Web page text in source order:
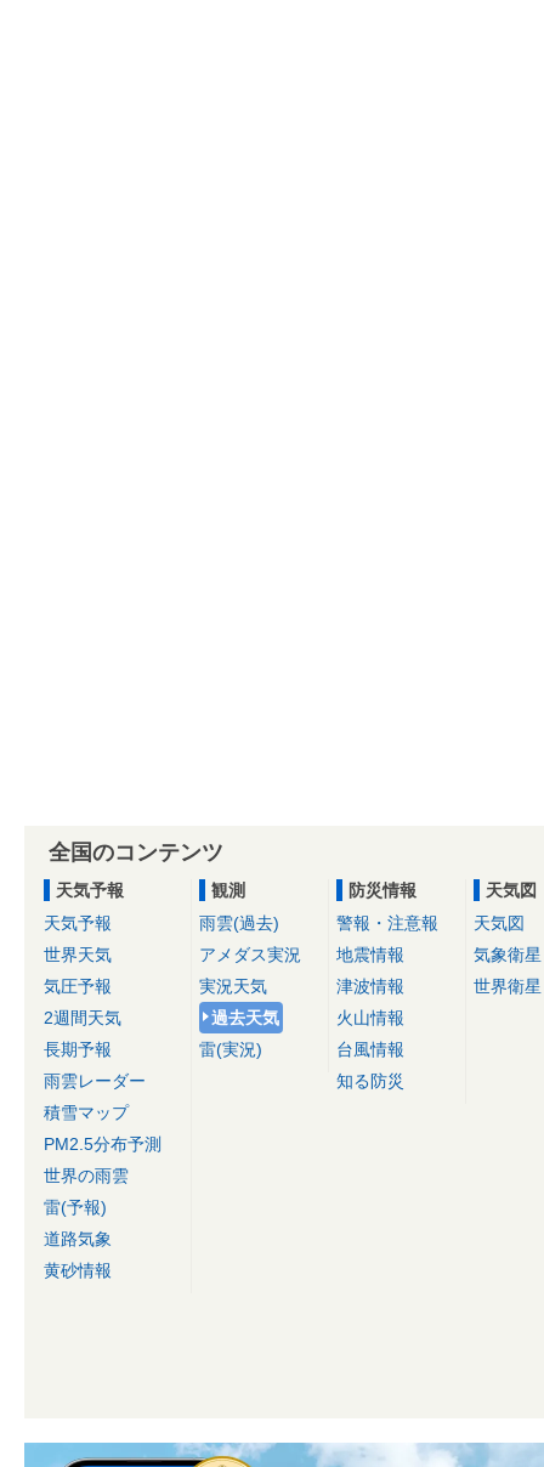
全国のコンテンツ
天気予報
天気予報
世界天気
気圧予報
2週間天気
長期予報
雨雲レーダー
積雪マップ
PM2.5分布予測
世界の雨雲
雷(予報)
道路気象
黄砂情報
観測
雨雲(過去)
アメダス実況
実況天気
過去天気
雷(実況)
防災情報
警報・注意報
地震情報
津波情報
火山情報
台風情報
知る防災
天気図
天気図
気象衛星
世界衛星